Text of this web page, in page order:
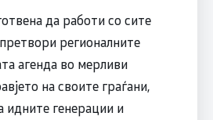
да работи со сите
регионалните
агенда во мерливи
на своите граѓани,
идните генерации и